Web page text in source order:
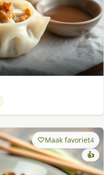
Maak favoriet4
👍